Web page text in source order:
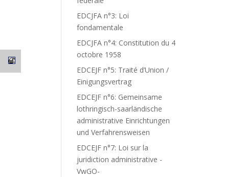
EDCJFA n°3: Loi
fondamentale
EDCJFA n°4: Constitution du 4
octobre 1958
EDCEJF n°5: Traité d’Union /
Einigungsvertrag
EDCEJF n°6: Gemeinsame
lothringisch-saarländische
administrative Einrichtungen
und Verfahrensweisen
EDCEJF n°7: Loi sur la
juridiction administrative -
VwGO-